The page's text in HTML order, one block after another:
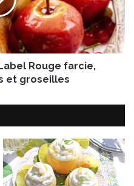
Rouge farcie,
et groseilles